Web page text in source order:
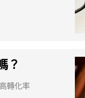
？
轉化率